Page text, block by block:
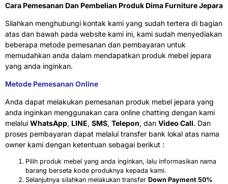
Cara Pemesanan Dan Pembelian Produk Dima Furniture Jepara
Silahkan menghubungi kontak kami yang sudah tertera di bagian
atas dan bawah pada website kami ini, kami sudah menyediakan
beberapa metode pemesanan dan pembayaran untuk
memudahkan anda dalam mendapatkan produk mebel jepara
yang anda inginkan.
Metode Pemesanan Online
Anda dapat melakukan pemesanan produk mebel jepara yang
anda inginkan menggunakan cara online chatting dengan kami
melalui WhatsApp, LINE, SMS, Telepon, dan Video Call. Dan
proses pembayaran dapat melalui transfer bank lokal atas nama
owner kami dengan ketentuan sebagai berikut :
Pilih produk mebel yang anda inginkan, lalu informasikan nama
barang berseta kode produknya kepada kami.
Selanjutnya silahkan melakukan transfer Down Payment 50%